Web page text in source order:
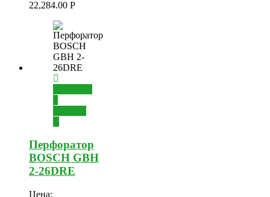
22,284.00 Р
Перфоратор
BOSCH GBH
2-26DRE
Цена: